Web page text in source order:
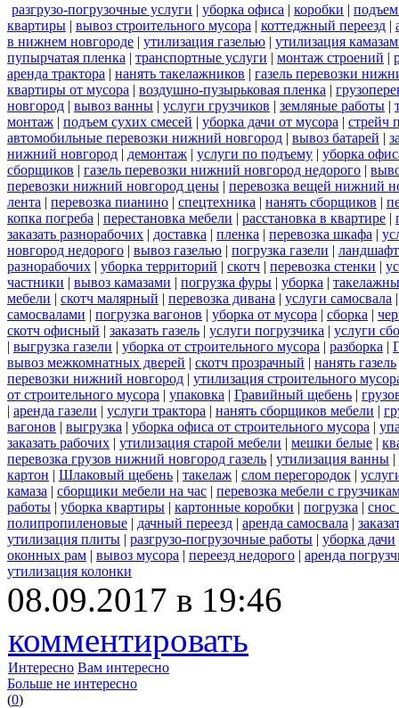
разгрузо-погрузочные услуги | уборка офиса | коробки |
квартиры | вывоз строительного мусора | коттеджный переезд |
в нижнем новгороде | утилизация газелью | утилизация
пупырчатая пленка | транспортные услуги | монтаж строений |
аренда трактора | нанять такелажников | газель перевозки
квартиры от мусора | воздушно-пузырьковая пленка |
новгород | вывоз ванны | услуги грузчиков | земляные работы |
монтаж | подъем сухих смесей | уборка дачи от мусора | стрейч
автомобильные перевозки нижний новгород | вывоз батарей |
нижний новгород | демонтаж | услуги по подъему | уборка
сборщиков | газель перевозки нижний новгород недорого |
перевозки нижний новгород цены | перевозка вещей нижний
лента | перевозка пианино | спецтехника | нанять сборщиков |
копка погреба | перестановка мебели | расстановка в квартире |
заказать разнорабочих | доставка | пленка | перевозка шкафа |
новгород недорого | вывоз газелью | погрузка газели |
разнорабочих | уборка территорий | скотч | перевозка стенки |
частники | вывоз камазами | погрузка фуры | уборка |
мебели | скотч малярный | перевозка дивана | услуги самосвала
самосвалами | погрузка вагонов | уборка от мусора | сборка |
скотч офисный | заказать газель | услуги погрузчика | услуги
| выгрузка газели | уборка от строительного мусора | разборка |
вывоз межкомнатных дверей | скотч прозрачный | нанять газель
перевозки нижний новгород | утилизация строительного
от строительного мусора | упаковка | Гравийный щебень |
| аренда газели | услуги трактора | нанять сборщиков мебели |
вагонов | выгрузка | уборка офиса от строительного мусора |
заказать рабочих | утилизация старой мебели | мешки белые |
перевозка грузов нижний новгород газель | утилизация ванны |
картон | Шлаковый щебень | такелаж | слом перегородок |
камаза | сборщики мебели на час | перевозка мебели с
работы | уборка квартиры | картонные коробки | погрузка | снос
полипропиленовые | дачный переезд | аренда самосвала |
утилизация плиты | разгрузо-погрузочные работы | уборка дачи
оконных рам | вывоз мусора | переезд недорого | аренда
утилизация колонки
08.09.2017 в 19:46
комментировать
Интересно Вам интересно
Больше не интересно
(0)